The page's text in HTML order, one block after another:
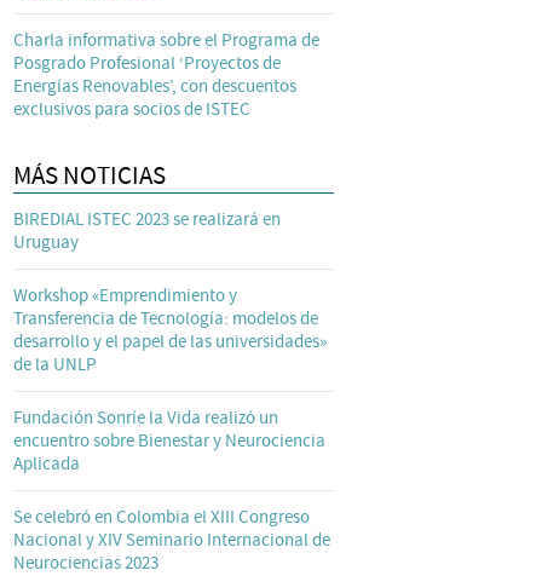
Charla informativa sobre el Programa de
Posgrado Profesional ‘Proyectos de
Energías Renovables’, con descuentos
exclusivos para socios de ISTEC
MÁS NOTICIAS
BIREDIAL ISTEC 2023 se realizará en
Uruguay
Workshop «Emprendimiento y
Transferencia de Tecnología: modelos de
desarrollo y el papel de las universidades»
de la UNLP
Fundación Sonríe la Vida realizó un
encuentro sobre Bienestar y Neurociencia
Aplicada
Se celebró en Colombia el XIII Congreso
Nacional y XIV Seminario Internacional de
Neurociencias 2023